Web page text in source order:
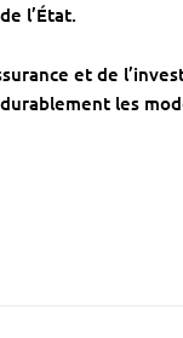
l’État.
et de
les